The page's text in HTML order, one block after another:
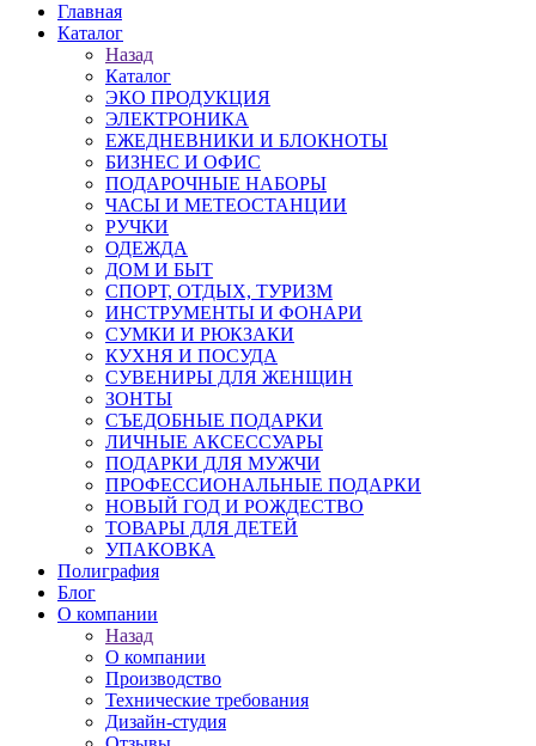
Главная
Каталог
Назад
Каталог
ЭКО ПРОДУКЦИЯ
ЭЛЕКТРОНИКА
ЕЖЕДНЕВНИКИ И БЛОКНОТЫ
БИЗНЕС И ОФИС
ПОДАРОЧНЫЕ НАБОРЫ
ЧАСЫ И МЕТЕОСТАНЦИИ
РУЧКИ
ОДЕЖДА
ДОМ И БЫТ
СПОРТ, ОТДЫХ, ТУРИЗМ
ИНСТРУМЕНТЫ И ФОНАРИ
СУМКИ И РЮКЗАКИ
КУХНЯ И ПОСУДА
СУВЕНИРЫ ДЛЯ ЖЕНЩИН
ЗОНТЫ
СЪЕДОБНЫЕ ПОДАРКИ
ЛИЧНЫЕ АКСЕССУАРЫ
ПОДАРКИ ДЛЯ МУЖЧИ
ПРОФЕССИОНАЛЬНЫЕ ПОДАРКИ
НОВЫЙ ГОД И РОЖДЕСТВО
ТОВАРЫ ДЛЯ ДЕТЕЙ
УПАКОВКА
Полиграфия
Блог
О компании
Назад
О компании
Производство
Технические требования
Дизайн-студия